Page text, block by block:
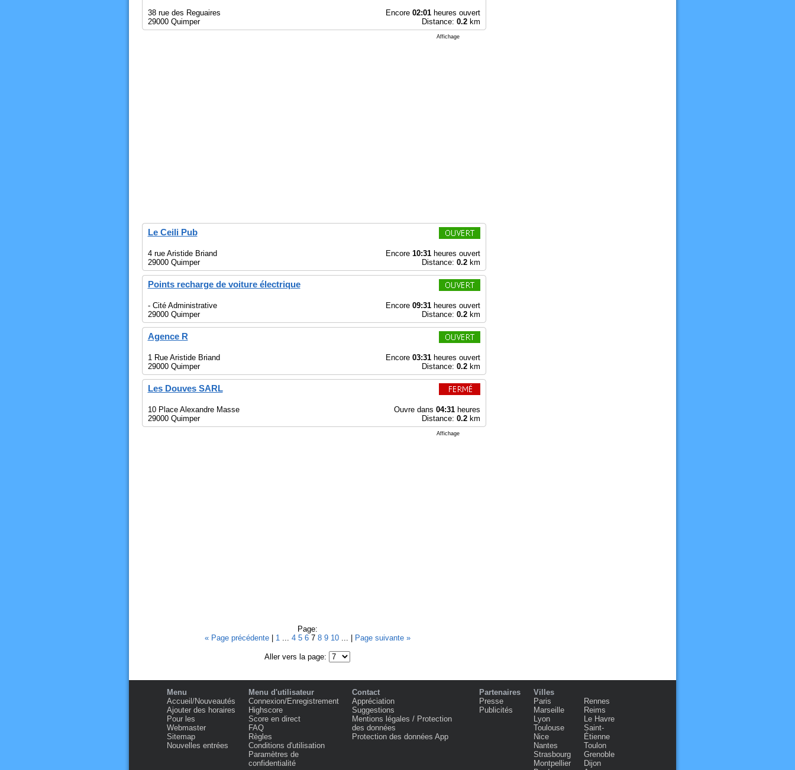
38 rue des Reguaires
29000 Quimper
Encore 02:01heures ouvert
Distance: 0.2km
Affichage
Le Ceili Pub
4 rue Aristide Briand
29000 Quimper
Encore 10:31heures ouvert
Distance: 0.2km
Points recharge de voiture électrique
- Cité Administrative
29000 Quimper
Encore 09:31heures ouvert
Distance: 0.2km
Agence R
1 Rue Aristide Briand
29000 Quimper
Encore 03:31heures ouvert
Distance: 0.2km
Les Douves SARL
10 Place Alexandre Masse
29000 Quimper
Ouvre dans 04:31heures
Distance: 0.2km
Affichage
Page:
« Page précédente
1 ... 4 5 6 7 8 9 10 ... | Page suivante »
Aller vers la page:
Menu
Accueil/Nouveautés
Ajouter des horaires
Pour les
Webmaster
Sitemap
Nouvelles entrées
Menu d'utilisateur
Connexion/Enregistrement
Highscore
Score en direct
FAQ
Règles
Conditions d'utilisation
Paramètres de
confidentialité
Contact
Appréciation
Suggestions
Mentions légales / Protection
des données
Protection des données App
Partenaires
Presse
Publicités
Villes
Paris
Marseille
Lyon
Toulouse
Nice
Nantes
Strasbourg
Montpellier
Rennes
Reims
Le Havre
Saint-
Étienne
Toulon
Grenoble
Dijon